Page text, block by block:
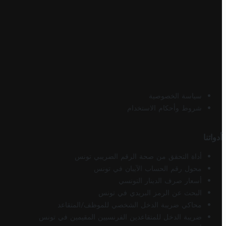
سياسة الخصوصية
شروط وأحكام الاستخدام
أدواتنا
أداة التحقق من صحة الرقم الضريبي تونس
محول رقم الحساب الآيبان في تونس
أسعار صرف الدينار التونسي
البحث عن الرمز البريدي في تونس
محاكي ضريبة الدخل الشخصي للموظف/المتقاعد
ضريبة الدخل للمتقاعدين الفرنسيين المقيمين في تونس